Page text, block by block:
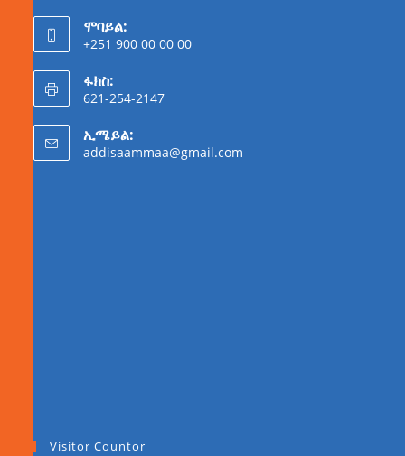
ሞባይል:
+251 900 00 00 00
ፋክስ:
621-254-2147
ኢሜይል:
addisaammaa@gmail.com
Visitor Countor